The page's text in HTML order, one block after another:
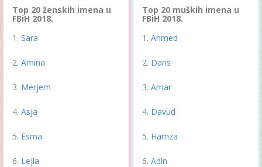
Top 20 ženskih imena u
FBiH 2018.
Sara
Amina
Merjem
Asja
Esma
Lejla
Top 20 muških imena u
FBiH 2018.
Ahmed
Daris
Amar
Davud
Hamza
Adin